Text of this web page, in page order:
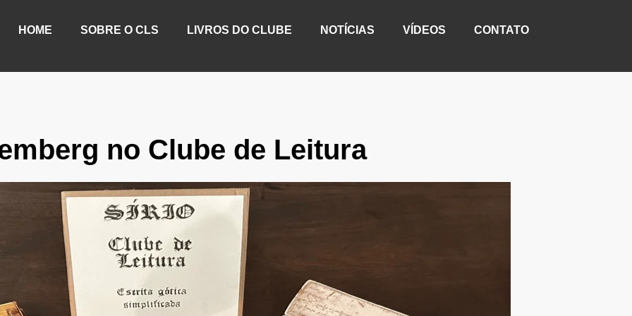
HOME SOBRE O CLS LIVROS DO CLUBE NOTÍCIAS VÍDEOS CONTATO
no Clube de Leitura